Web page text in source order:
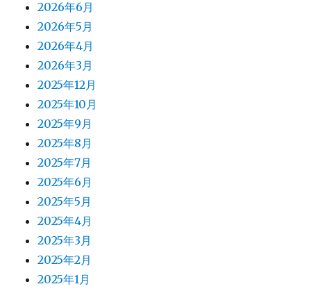
2026年6月
2026年5月
2026年4月
2026年3月
2025年12月
2025年10月
2025年9月
2025年8月
2025年7月
2025年6月
2025年5月
2025年4月
2025年3月
2025年2月
2025年1月